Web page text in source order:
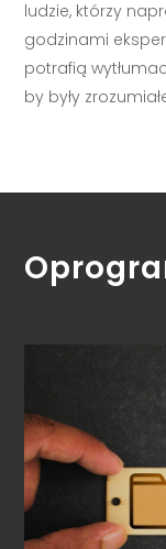
ludzie, którzy
godzinami
potrafią
by były